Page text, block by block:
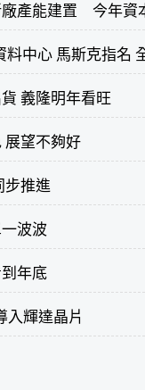
廠產能建置 今年資
料中心 馬斯克指名
義隆明年看旺
展望不夠好
步推進
波波
年底
入輝達晶片